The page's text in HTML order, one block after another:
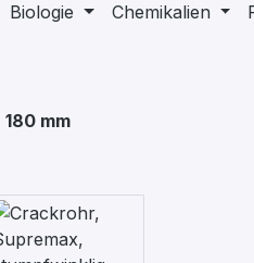
Biologie Chemikalien
mm